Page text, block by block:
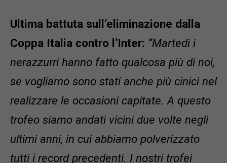
Ultima battuta sull’eliminazione dalla
Coppa Italia contro l’Inter: “Martedì i
nerazzurri hanno fatto qualcosa più di noi,
se vogliamo sono stati anche più cinici nel
realizzare le occasioni capitate. A questo
trofeo siamo andati vicini due volte negli
ultimi anni, in cui abbiamo polverizzato
tutti i record precedenti. I nostri trofei